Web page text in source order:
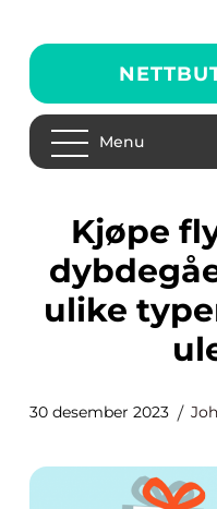
Menu
Kjøpe flybilletter: En
ulike
30 desember 2023